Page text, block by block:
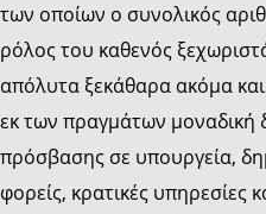
των οποίων ο συνολικός
ρόλος του καθενός
απόλυτα ξεκάθαρα ακόμα και
εκ των πραγμάτων μοναδική
πρόσβασης σε υπουργεία,
φορείς, κρατικές υπηρεσίες